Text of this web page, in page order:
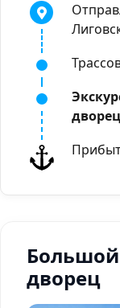
дворец
дворец